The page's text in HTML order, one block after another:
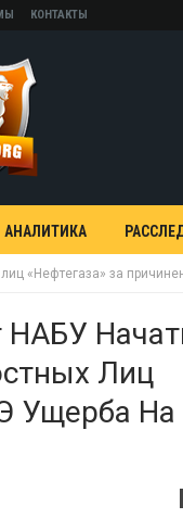
КОНТАКТЫ
АНАЛИТИКА
«Нефтегаза» за
Лиц
Ущерба На